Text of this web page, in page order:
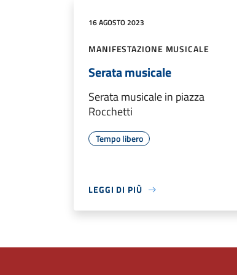
16 AGOSTO 2023
MANIFESTAZIONE MUSICALE
Serata musicale
Serata musicale in piazza
Rocchetti
Tempo libero
LEGGI DI PIÙ